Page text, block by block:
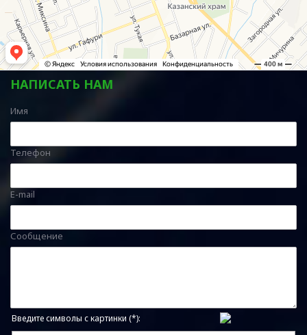
НАПИСАТЬ НАМ
Имя
Телефон
E-mail
Сообщение
Введите символы с картинки (*):